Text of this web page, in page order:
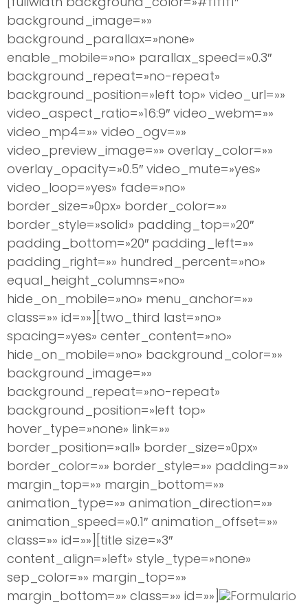
background_image=»»
background_parallax=»none»
enable_mobile=»no» parallax_speed=»0.3″
background_repeat=»no-repeat»
background_position=»left top» video_url=»»
video_aspect_ratio=»16:9″ video_webm=»»
video_mp4=»» video_ogv=»»
video_preview_image=»» overlay_color=»»
overlay_opacity=»0.5″ video_mute=»yes»
video_loop=»yes» fade=»no»
border_size=»0px» border_color=»»
border_style=»solid» padding_top=»20″
padding_bottom=»20″ padding_left=»»
padding_right=»» hundred_percent=»no»
equal_height_columns=»no»
hide_on_mobile=»no» menu_anchor=»»
class=»» id=»»][two_third last=»no»
spacing=»yes» center_content=»no»
hide_on_mobile=»no» background_color=»»
background_image=»»
background_repeat=»no-repeat»
background_position=»left top»
hover_type=»none» link=»»
border_position=»all» border_size=»0px»
border_color=»» border_style=»» padding=»»
margin_top=»» margin_bottom=»»
animation_type=»» animation_direction=»»
animation_speed=»0.1″ animation_offset=»»
class=»» id=»»][title size=»3″
content_align=»left» style_type=»none»
sep_color=»» margin_top=»»
margin_bottom=»» class=»» id=»»]
Formulario